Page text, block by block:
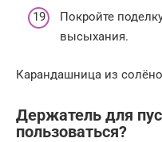
Покройте
высыхания.
Карандашница из
Держатель для
пользоваться?